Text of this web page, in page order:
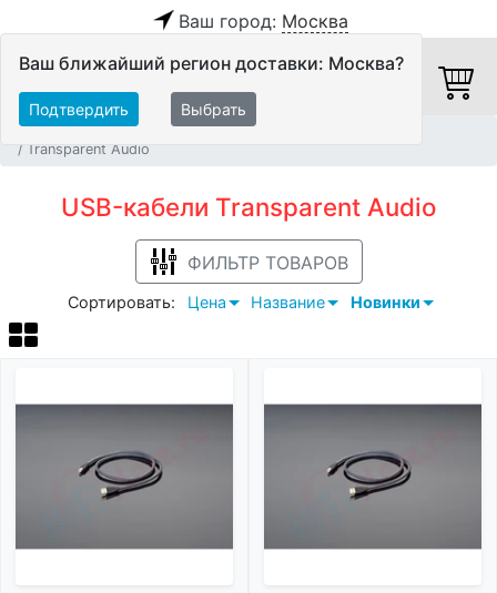
Ваш город: Москва
Ваш ближайший регион доставки: Москва?
Подтвердить Выбрать
Transparent Audio
USB-кабели Transparent Audio
ФИЛЬТР ТОВАРОВ
Сортировать: Цена Название Новинки